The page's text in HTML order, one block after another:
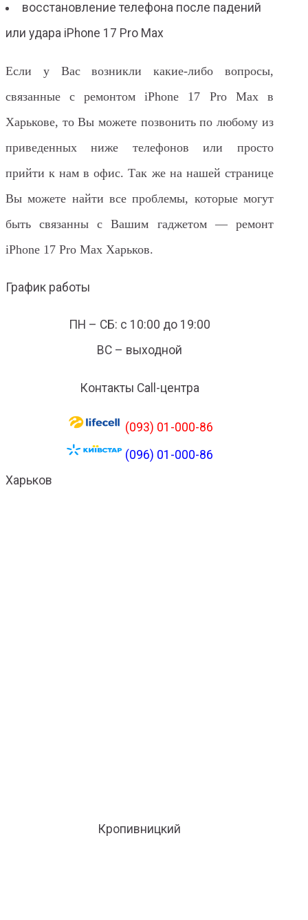
восстановление телефона после падений
или удара iPhone 17 Pro Max
Если у Вас возникли какие-либо вопросы,
связанные с ремонтом iPhone 17 Pro Max в
Харькове, то Вы можете позвонить по любому из
приведенных ниже телефонов или просто
прийти к нам в офис. Так же на нашей странице
Вы можете найти все проблемы, которые могут
быть связанны с Вашим гаджетом — ремонт
iPhone 17 Pro Max Харьков.
График работы
ПН – СБ: с 10:00 до 19:00
ВС – выходной
Контакты Call-центра
(093) 01-000-86
(096) 01-000-86
Харьков
Кропивницкий